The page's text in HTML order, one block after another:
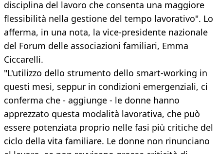
disciplina del lavoro che consenta una maggiore
flessibilità nella gestione del tempo lavorativo". Lo
afferma, in una nota, la vice-presidente nazionale
del Forum delle associazioni familiari, Emma
Ciccarelli.
"L'utilizzo dello strumento dello smart-working in
questi mesi, seppur in condizioni emergenziali, ci
conferma che - aggiunge - le donne hanno
apprezzato questa modalità lavorativa, che può
essere potenziata proprio nelle fasi più critiche del
ciclo della vita familiare. Le donne non rinunciano